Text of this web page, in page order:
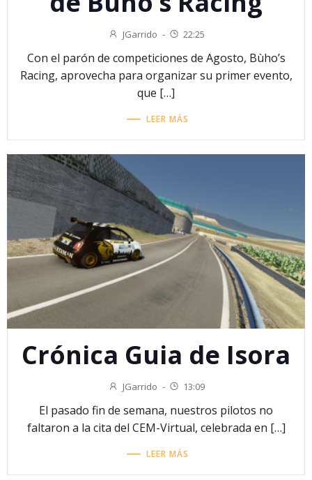
JGarrido - 22:25
Con el parón de competiciones de Agosto, Bùho’s
Racing, aprovecha para organizar su primer evento,
que […]
LEER MÁS
Crónica Guia de Isora
JGarrido - 13:09
El pasado fin de semana, nuestros pilotos no
faltaron a la cita del CEM-Virtual, celebrada en […]
LEER MÁS